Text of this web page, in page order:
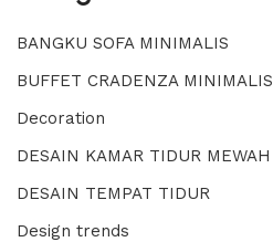
BANGKU SOFA MINIMALIS
BUFFET CRADENZA
Decoration
DESAIN KAMAR TIDUR MEWAH
DESAIN TEMPAT TIDUR
Design trends